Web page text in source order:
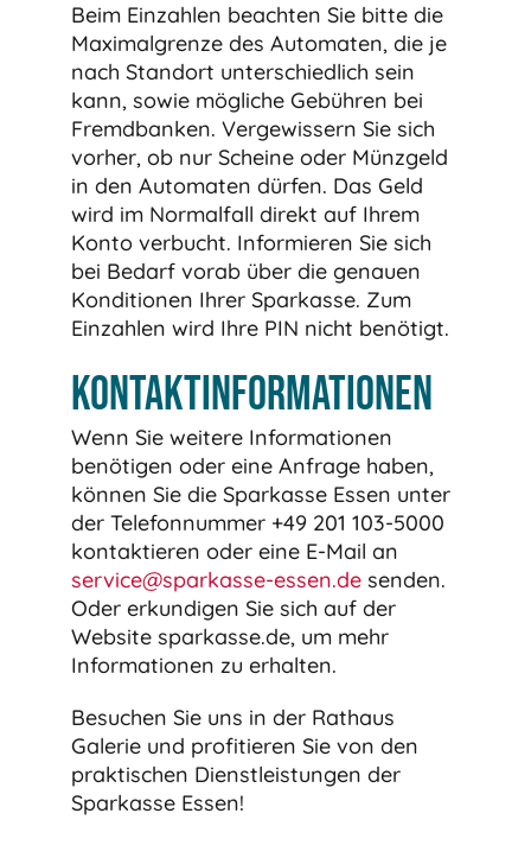
Beim Einzahlen beachten Sie bitte die
Maximalgrenze des Automaten, die je
nach Standort unterschiedlich sein
kann, sowie mögliche Gebühren bei
Fremdbanken. Vergewissern Sie sich
vorher, ob nur Scheine oder Münzgeld
in den Automaten dürfen. Das Geld
wird im Normalfall direkt auf Ihrem
Konto verbucht. Informieren Sie sich
bei Bedarf vorab über die genauen
Konditionen Ihrer Sparkasse. Zum
Einzahlen wird Ihre PIN nicht benötigt.
Kontaktinformationen
Wenn Sie weitere Informationen
benötigen oder eine Anfrage haben,
können Sie die Sparkasse Essen unter
der Telefonnummer +49 201 103-5000
kontaktieren oder eine E-Mail an
service@sparkasse-essen.desenden.
Oder erkundigen Sie sich auf der
Website sparkasse.de, um mehr
Informationen zu erhalten.
Besuchen Sie uns in der Rathaus
Galerie und profitieren Sie von den
praktischen Dienstleistungen der
Sparkasse Essen!